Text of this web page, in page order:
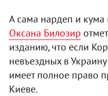
А сама нардеп и
Оксана Билозир
изданию, что если
невъездных в
имеет полное право
Киеве.